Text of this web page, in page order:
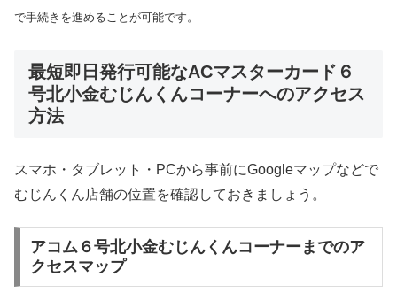
で手続きを進めることが可能です。
最短即日発行可能なACマスターカード６
号北小金むじんくんコーナーへのアクセス
方法
スマホ・タブレット・PCから事前にGoogleマップなどで
むじんくん店舗の位置を確認しておきましょう。
アコム６号北小金むじんくんコーナーまでのア
クセスマップ